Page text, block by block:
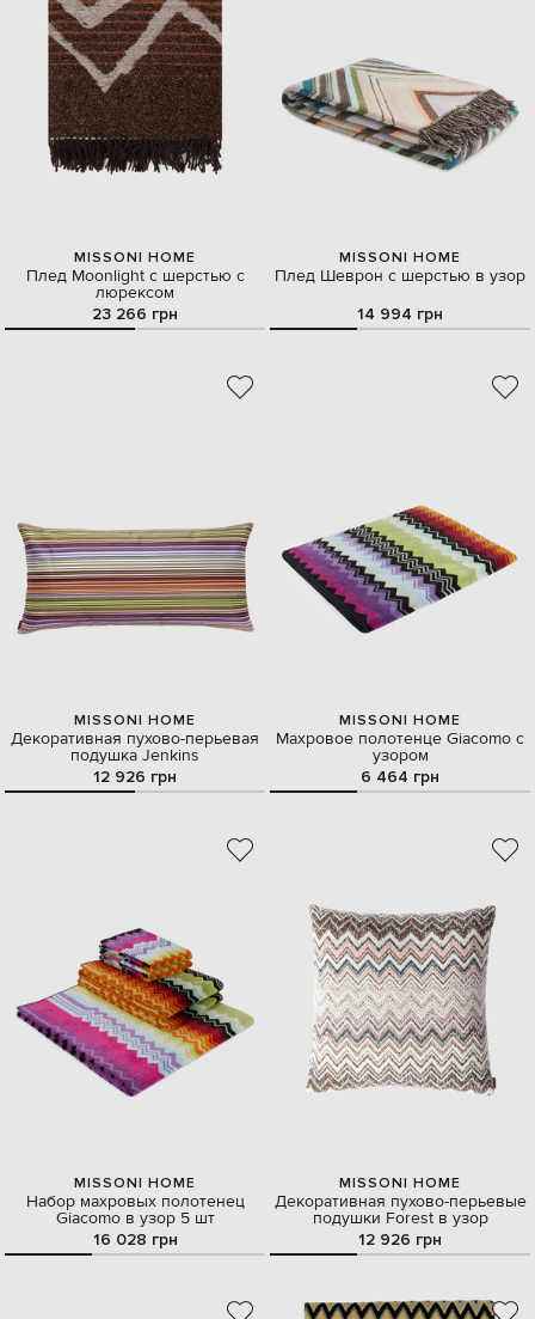
MISSONI HOME
Плед Moonlight с шерстью с
люрексом
23 266 грн
MISSONI HOME
Плед Шеврон с шерстью в узор
14 994 грн
MISSONI HOME
Декоративная пухово-перьевая
подушка Jenkins
12 926 грн
MISSONI HOME
Махровое полотенце Giacomo с
узором
6 464 грн
MISSONI HOME
Набор махровых полотенец
Giacomo в узор 5 шт
16 028 грн
MISSONI HOME
Декоративная пухово-перьевые
подушки Forest в узор
12 926 грн